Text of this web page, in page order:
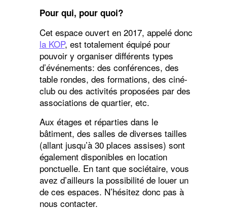
Pour qui, pour quoi?
Cet espace ouvert en 2017, appelé donc
la KOP, est totalement équipé pour
pouvoir y organiser différents types
d’événements: des conférences, des
table rondes, des formations, des ciné-
club ou des activités proposées par des
associations de quartier, etc.
Aux étages et réparties dans le
bâtiment, des salles de diverses tailles
(allant jusqu’à 30 places assises) sont
également disponibles en location
ponctuelle. En tant que sociétaire, vous
avez d’ailleurs la possibilité de louer un
de ces espaces. N’hésitez donc pas à
nous contacter.